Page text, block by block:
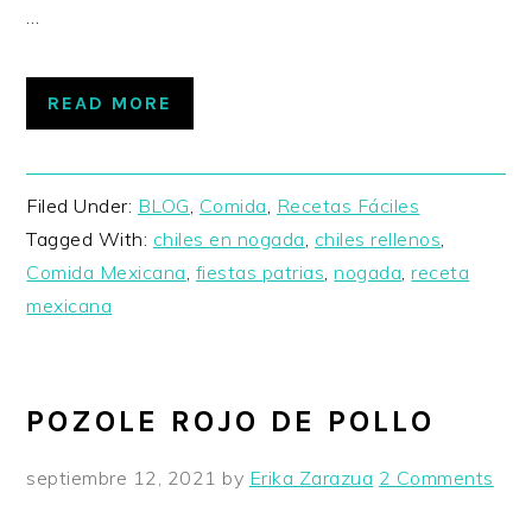
…
READ MORE
Filed Under: BLOG, Comida, Recetas Fáciles
Tagged With: chiles en nogada, chiles rellenos,
Comida Mexicana, fiestas patrias,nogada,receta
mexicana
POZOLE ROJO DE POLLO
septiembre 12, 2021 by Erika Zarazua 2 Comments